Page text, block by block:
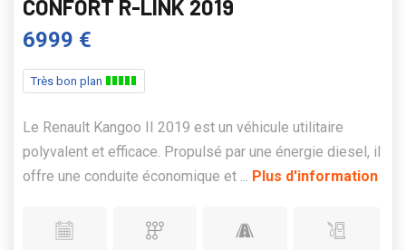
CONFORT R-LINK 2019
6999 €
Très bon plan
Le Renault Kangoo II 2019 est un véhicule utilitaire
polyvalent et efficace. Propulsé par une énergie diesel, il
offre une conduite économique et ... Plus d'information